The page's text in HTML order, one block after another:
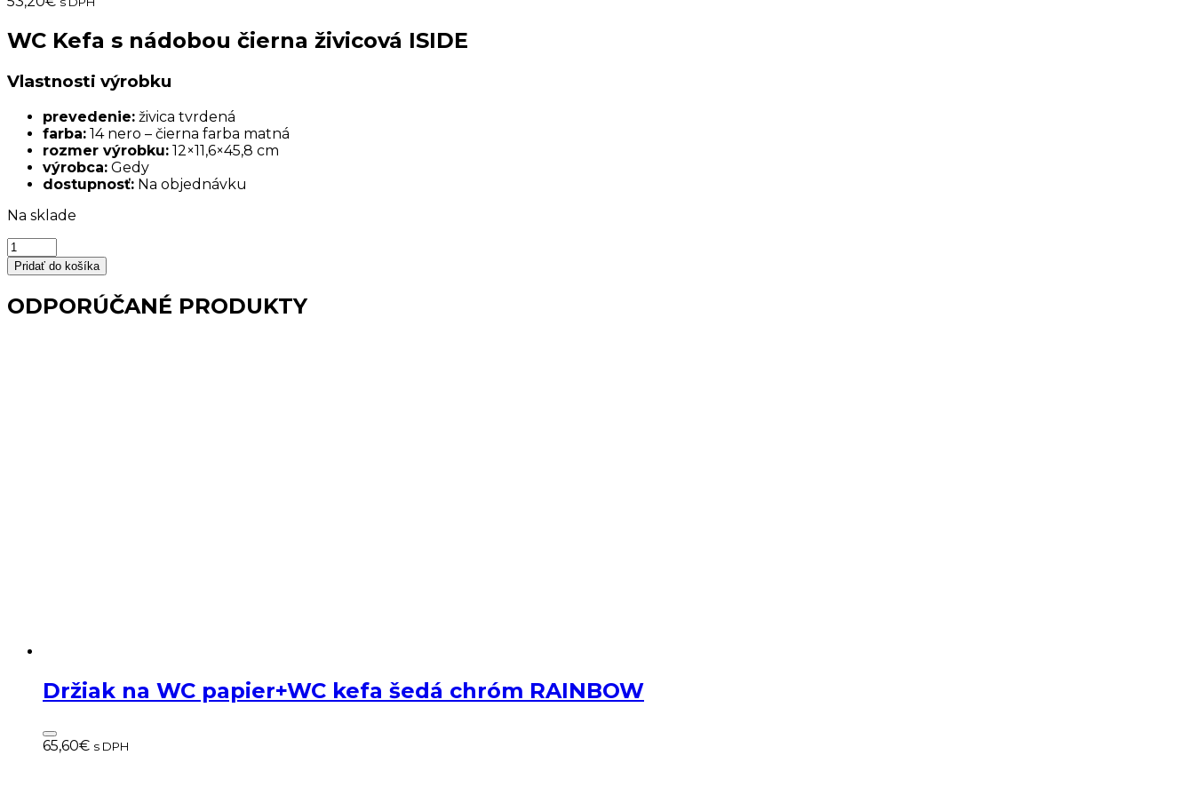
WC Kefa s nádobou čierna živicová ISIDE
Vlastnosti výrobku
prevedenie: živica tvrdená
farba: 14 nero – čierna farba matná
rozmer výrobku: 12×11,6×45,8 cm
výrobca: Gedy
dostupnosť: Na objednávku
Na sklade
množstvo
WC
Kefa
s
nádobou
Pridať do košíka
ODPORÚČANÉ PRODUKTY
Držiak na WC papier+WC kefa šedá chróm RAINBOW
65,60€ s DPH